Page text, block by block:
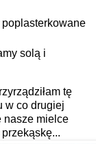
solą i
tę
w co drugiej
nasze mielce